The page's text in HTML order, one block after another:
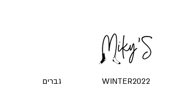
גברים WINTER2022